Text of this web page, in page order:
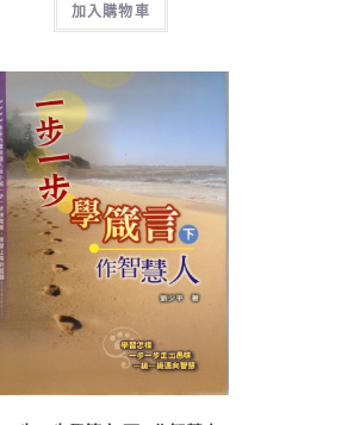
加入購物車